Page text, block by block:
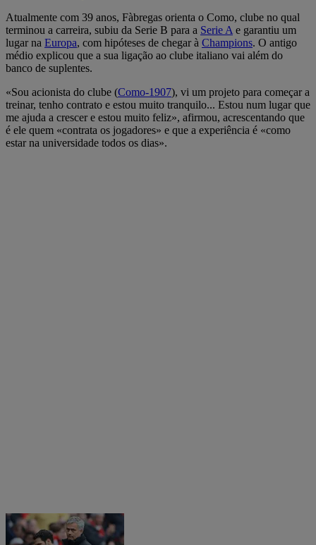
Atualmente com 39 anos, Fàbregas orienta o Como, clube no qual
terminou a carreira, subiu da Serie B para a Serie A e garantiu um
lugar na Europa, com hipóteses de chegar à Champions. O antigo
médio explicou que a sua ligação ao clube italiano vai além do
banco de suplentes.
«Sou acionista do clube (Como-1907), vi um projeto para começar a
treinar, tenho contrato e estou muito tranquilo... Estou num lugar que
me ajuda a crescer e estou muito feliz», afirmou, acrescentando que
é ele quem «contrata os jogadores» e que a experiência é «como
estar na universidade todos os dias».